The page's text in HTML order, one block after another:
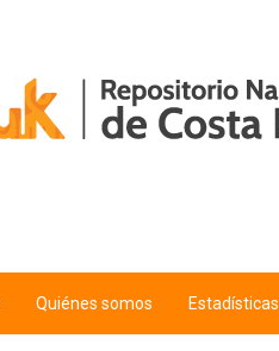
Quiénes somos Estadísticas